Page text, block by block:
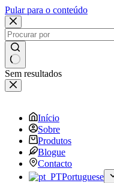
Pular para o conteúdo
Sem resultados
Início
Sobre
Produtos
Blogue
Contacto
Portuguese